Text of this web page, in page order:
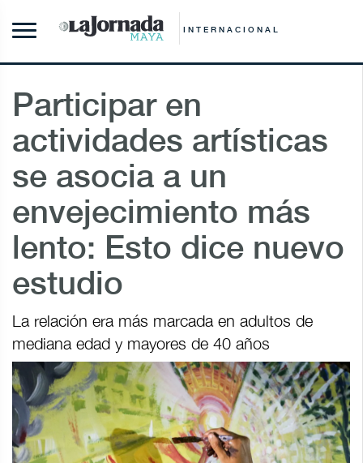
INTERNACIONAL
Participar en
actividades artísticas
se asocia a un
envejecimiento más
lento: Esto dice nuevo
estudio
La relación era más marcada en adultos de
mediana edad y mayores de 40 años